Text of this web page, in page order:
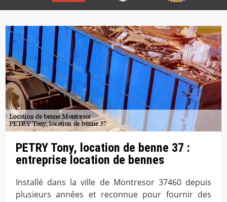
PETRY Tony, location de benne 37 :
entreprise location de bennes
Installé dans la ville de Montresor 37460 depuis
plusieurs années et reconnue pour fournir des